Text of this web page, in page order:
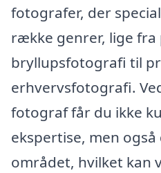
fotografer, der
række genrer, lige
bryllupsfotografi til
erhvervsfotografi.
fotograf får du ikke
ekspertise, men
området, hvilket kan